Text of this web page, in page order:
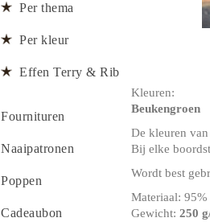
Kleuren:
Beukengroen
De kleuren
Bij elke
Wordt best
Materiaal: 95%
Gewicht: 250
Per thema
Per kleur
Effen Terry & Rib
Fournituren
Naaipatronen
Poppen
Cadeaubon